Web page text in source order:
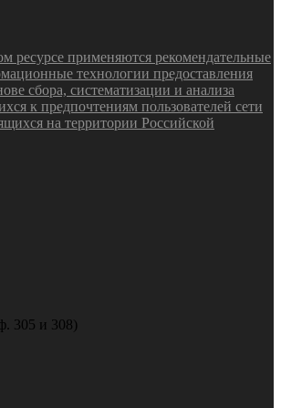
ресурсе применяются рекомендательные
технологии предоставления
сбора, систематизации и анализа
к предпочтениям пользователей сети
на территории Российской
305 и 308)